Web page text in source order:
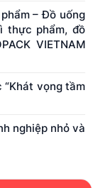
– Đồ uống
thực phẩm, đồ
VIETNAM
vọng tầm
nghiệp nhỏ và